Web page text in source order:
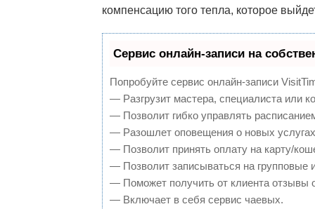
компенсацию того тепла, которое
Сервис онлайн-записи на
Попробуйте сервис онлайн-записи
— Разгрузит мастера, специалиста или
— Позволит гибко управлять
— Разошлет оповещения о новых
— Позволит принять оплату на карту/
— Позволит записываться на групповые
— Поможет получить от клиента отзывы
— Включает в себя сервис чаевых.